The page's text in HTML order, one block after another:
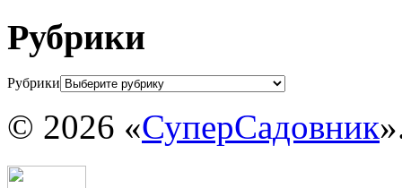
Рубрики
Рубрики
© 2026 «СуперСадовник